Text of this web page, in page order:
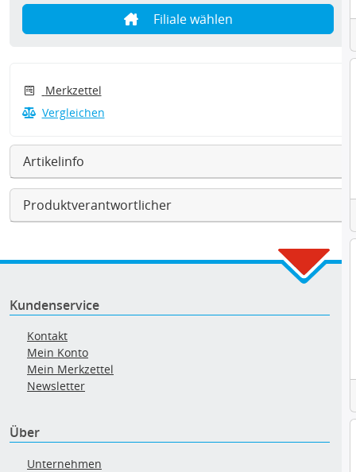
Filiale wählen
Merkzettel
Vergleichen
Artikelinfo
Produktverantwortlicher
Kundenservice
Kontakt
Mein Konto
Mein Merkzettel
Newsletter
Über
Unternehmen